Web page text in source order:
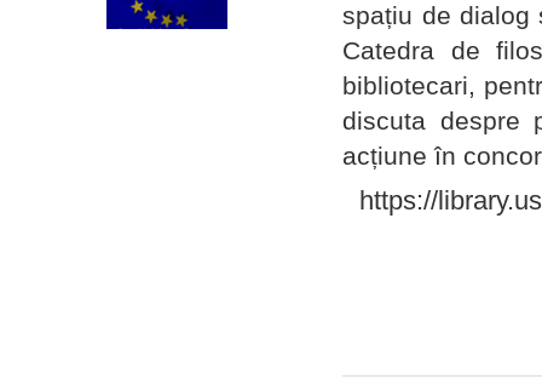
spațiu de dialog
Catedra de
bibliotecari,
discuta despre
acțiune în
https://